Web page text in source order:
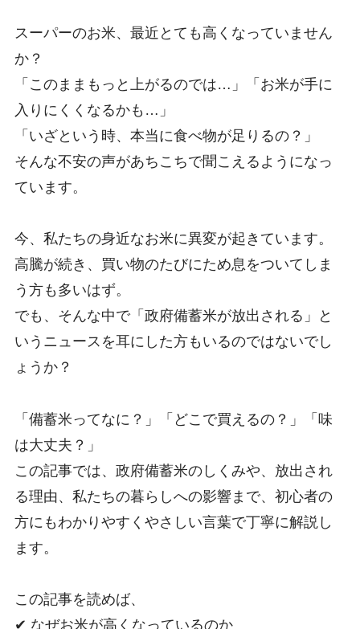
スーパーのお米、最近とても高くなっていません
か？
「このままもっと上がるのでは…」「お米が手に
入りにくくなるかも…」
「いざという時、本当に食べ物が足りるの？」
そんな不安の声があちこちで聞こえるようになっ
ています。
今、私たちの身近なお米に異変が起きています。
高騰が続き、買い物のたびにため息をついてしま
う方も多いはず。
でも、そんな中で「政府備蓄米が放出される」と
いうニュースを耳にした方もいるのではないでし
ょうか？
「備蓄米ってなに？」「どこで買えるの？」「味
は大丈夫？」
この記事では、政府備蓄米のしくみや、放出され
る理由、私たちの暮らしへの影響まで、初心者の
方にもわかりやすくやさしい言葉で丁寧に解説し
ます。
この記事を読めば、
✔ なぜお米が高くなっているのか